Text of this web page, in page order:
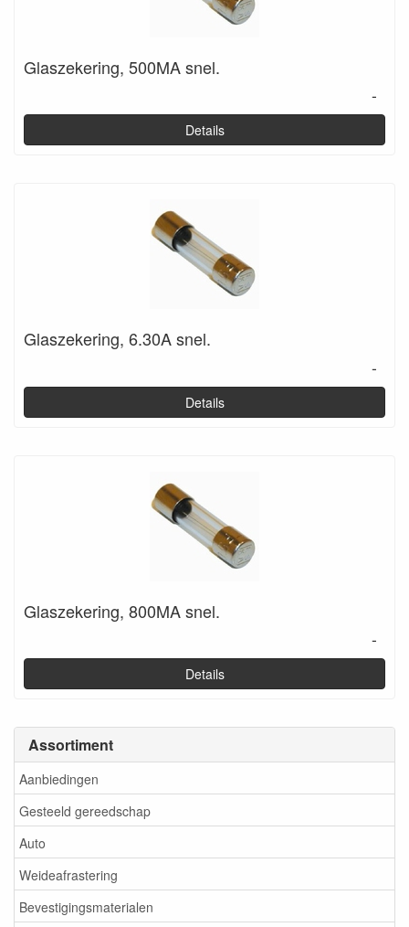
Assortiment
Aanbiedingen
Gesteeld gereedschap
Auto
Weideafrastering
Bevestigingsmaterialen
Glaszekering, 500MA snel.
-
Details
Glaszekering, 6.30A snel.
-
Details
Glaszekering, 800MA snel.
-
Details